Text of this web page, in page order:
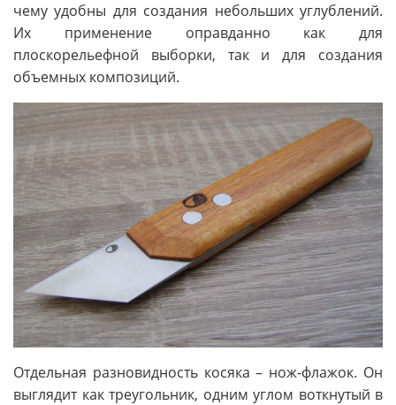
чему удобны для создания небольших углублений.
Их применение оправданно как для
плоскорельефной выборки, так и для создания
объемных композиций.
Отдельная разновидность косяка – нож-флажок. Он
выглядит как треугольник, одним углом воткнутый в